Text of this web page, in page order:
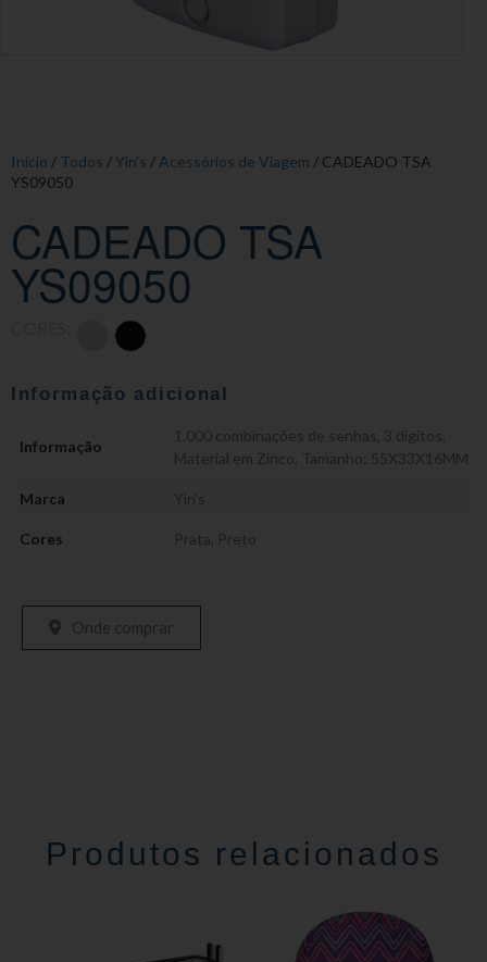
Início / Todos /Yin's / Acessórios de Viagem / CADEADO TSA
YS09050
CADEADO TSA
YS09050
Informação adicional
Informação
1.000 combinações de senhas 3 digítos
Material em Zinco Tamanho: 55X33X16MM
Marca Yin's
Cores Prata Preto
Onde comprar
Produtos relacionados